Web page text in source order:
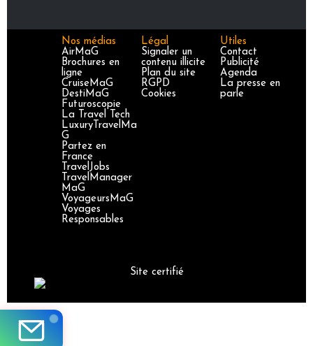
Nos médias
AirMaG
Brochures en
ligne
CruiseMaG
DestiMaG
Futuroscopie
La Travel Tech
LuxuryTravelMa
G
Partez en
France
TravelJobs
TravelManager
MaG
VoyageursMaG
Voyages
Responsables
Légal
Signaler un
contenu illicite
Plan du site
RGPD
Cookies
Utiles
Contact
Publicité
Agenda
La presse en
parle
Site certifié